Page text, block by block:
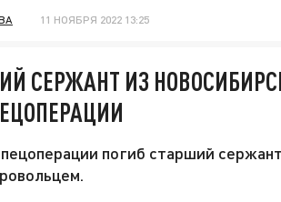
11 НОЯБРЯ 2022 13:25
СЕРЖАНТ ИЗ
погиб старший